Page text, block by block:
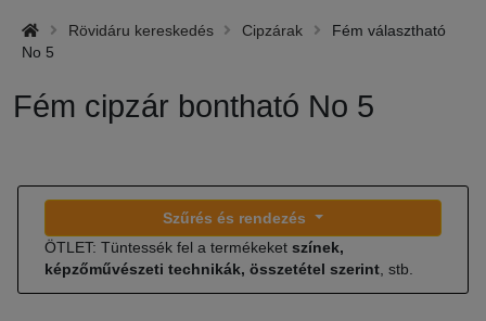
Rövidáru kereskedés Cipzárak
Fém választható
No 5
Fém cipzár bontható No 5
Szűrés és rendezés
ÖTLET: Tüntessék fel a termékeket színek,
képzőművészeti technikák, összetétel szerint , stb.